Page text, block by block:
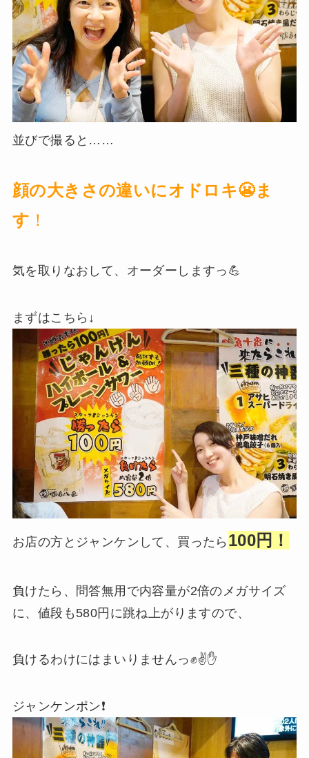
並びで撮ると……
顔の大きさの違いにオドロキ😬ま
す ！
気を取りなおして、オーダーしますっ💪
まずはこちら↓
お店の方とジャンケンして、買ったら 100円！
負けたら、問答無用で内容量が2倍のメガサイズ
に、値段も580円に跳ね上がりますので、
負けるわけにはまいりませんっ✊✌️✋
ジャンケンポン❗️